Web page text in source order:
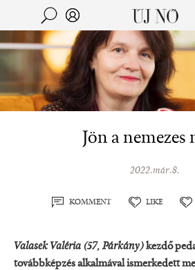
Jump to navigation
Kereső
Jön a nemezes
2022.már.8.
KOMMENT LIKE
Valasek Valéria (57, Párkány)kezdő
továbbképzés alkalmával ismerkedett